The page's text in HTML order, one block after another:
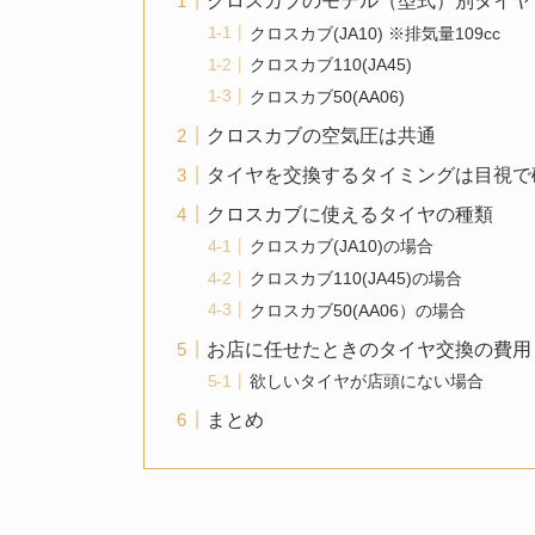
クロスカブ(JA10) ※排気量109cc
クロスカブ110(JA45)
クロスカブ50(AA06)
クロスカブの空気圧は共通
タイヤを交換するタイミングは目視
クロスカブに使えるタイヤの種類
クロスカブ(JA10)の場合
クロスカブ110(JA45)の場合
クロスカブ50(AA06）の場合
お店に任せたときのタイヤ交換の費用
欲しいタイヤが店頭にない場合
まとめ